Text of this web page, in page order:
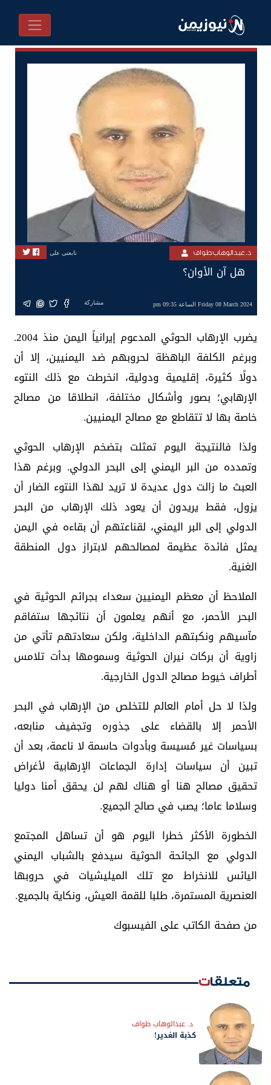
د. عبدالوهاب طواف تابعنى على
هل آن الأوان؟
Friday 08 March 2024 الساعة 09:35 pm مشاركة
يضرب الإرهاب الحوثي المدعوم إيرانياً اليمن منذ 2004.
وبرغم الكلفة الباهظة لحروبهم ضد اليمنيين، إلا أن
دولًا كثيرة، إقليمية ودولية، انخرطت مع ذلك النتوء
الإرهابي؛ بصور وأشكال مختلفة، انطلاقا من مصالح
خاصة بها لا تتقاطع مع مصالح اليمنيين.
ولذا فالنتيجة اليوم تمثلت بتضخم الإرهاب الحوثي
وتمدده من البر اليمني إلى البحر الدولي. وبرغم هذا
العبث ما زالت دول عديدة لا تريد لهذا النتوء الضار أن
يزول، فقط يريدون أن يعود ذلك الإرهاب من البحر
الدولي إلى البر اليمني، لقناعتهم أن بقاءه في اليمن
يمثل فائدة عظيمة لمصالحهم لابتراز دول المنطقة
الغنية.
الملاحظ أن معظم اليمنيين سعداء بجرائم الحوثية في
البحر الأحمر، مع أنهم يعلمون أن نتائجها ستفاقم
مآسيهم ونكبتهم الداخلية، ولكن سعادتهم تأتي من
زاوية أن بركات نيران الحوثية وسمومها بدأت تلامس
أطراف خيوط مصالح الدول الخارجية.
ولذا لا حل أمام العالم للتخلص من الإرهاب في البحر
الأحمر إلا بالقضاء على جذوره وتجفيف منابعه،
بسياسات غير مُسيسة وبأدوات حاسمة لا ناعمة، بعد أن
تبين أن سياسات إدارة الجماعات الإرهابية لأغراض
تحقيق مصالح هنا أو هناك لهم لن يحقق أمنا دوليا
وسلاما عاما؛ يصب في صالح الجميع.
الخطورة الأكثر خطرا اليوم هو أن تساهل المجتمع
الدولي مع الجائحة الحوثية سيدفع بالشباب اليمني
اليائس للانخراط مع تلك الميليشيات في حروبها
العنصرية المستمرة، طلبا للقمة العيش، ونكاية بالجميع.
من صفحة الكاتب على الفيسبوك
متعلقات
د. عبدالوهاب طواف
كذبة الغدير!